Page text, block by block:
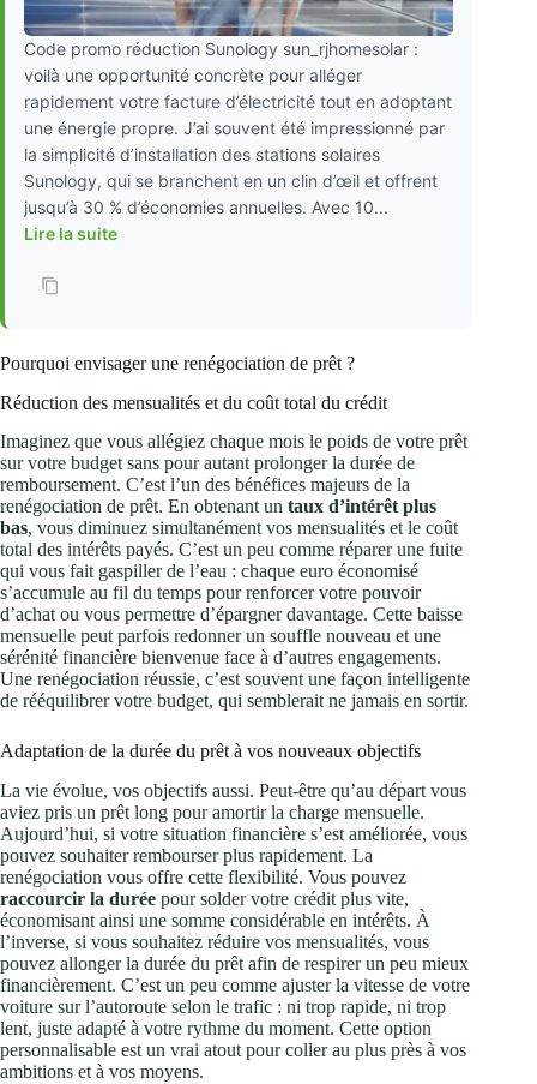
Code promo réduction Sunology sun_rjhomesolar :
voilà une opportunité concrète pour alléger
rapidement votre facture d’électricité tout en adoptant
une énergie propre. J’ai souvent été impressionné par
la simplicité d’installation des stations solaires
Sunology, qui se branchent en un clin d’œil et offrent
jusqu’à 30 % d’économies annuelles. Avec 10...
Lire la suite
Pourquoi envisager une renégociation de prêt ?
Réduction des mensualités et du coût total du crédit
Imaginez que vous allégiez chaque mois le poids de votre prêt
sur votre budget sans pour autant prolonger la durée de
remboursement. C’est l’un des bénéfices majeurs de la
renégociation de prêt. En obtenant un taux d’intérêt plus
bas, vous diminuez simultanément vos mensualités et le coût
total des intérêts payés. C’est un peu comme réparer une fuite
qui vous fait gaspiller de l’eau : chaque euro économisé
s’accumule au fil du temps pour renforcer votre pouvoir
d’achat ou vous permettre d’épargner davantage. Cette baisse
mensuelle peut parfois redonner un souffle nouveau et une
sérénité financière bienvenue face à d’autres engagements.
Une renégociation réussie, c’est souvent une façon intelligente
de rééquilibrer votre budget, qui semblerait ne jamais en sortir.
Adaptation de la durée du prêt à vos nouveaux objectifs
La vie évolue, vos objectifs aussi. Peut-être qu’au départ vous
aviez pris un prêt long pour amortir la charge mensuelle.
Aujourd’hui, si votre situation financière s’est améliorée, vous
pouvez souhaiter rembourser plus rapidement. La
renégociation vous offre cette flexibilité. Vous pouvez
raccourcir la durée pour solder votre crédit plus vite,
économisant ainsi une somme considérable en intérêts. À
l’inverse, si vous souhaitez réduire vos mensualités, vous
pouvez allonger la durée du prêt afin de respirer un peu mieux
financièrement. C’est un peu comme ajuster la vitesse de votre
voiture sur l’autoroute selon le trafic : ni trop rapide, ni trop
lent, juste adapté à votre rythme du moment. Cette option
personnalisable est un vrai atout pour coller au plus près à vos
ambitions et à vos moyens.